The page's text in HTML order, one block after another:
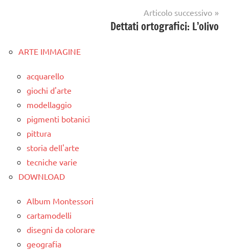
Articolo successivo
Dettati ortografici: L’olivo
ARTE IMMAGINE
acquarello
giochi d'arte
modellaggio
pigmenti botanici
pittura
storia dell'arte
tecniche varie
DOWNLOAD
Album Montessori
cartamodelli
disegni da colorare
geografia